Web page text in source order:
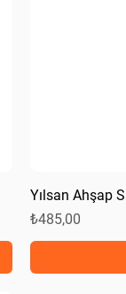
Yılsan Ahşap
Fiyat
₺485,00